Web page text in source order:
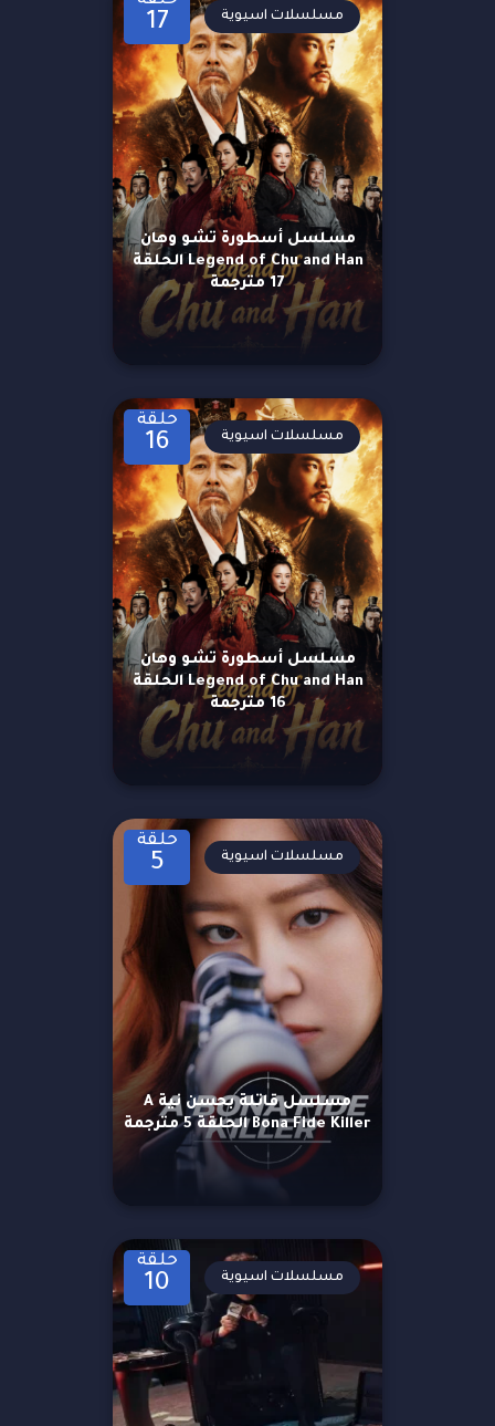
17
مسلسل أسطورة تشو وهان
Legend of Chu and Han الحلقة
17 مترجمة
مسلسلات اسيوية
حلقة
16
مسلسل أسطورة تشو وهان
Legend of Chu and Han الحلقة
16 مترجمة
مسلسلات اسيوية
حلقة
5
مسلسل قاتلة بحسن نية A
Bona Fide Killer الحلقة 5 مترجمة
مسلسلات اسيوية
حلقة
10 مسلسلات اسيوية